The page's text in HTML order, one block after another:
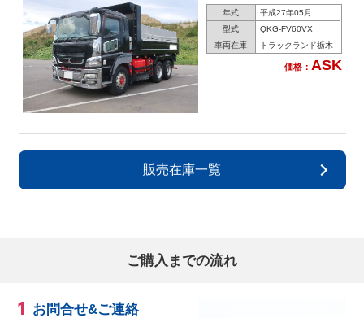
年式
平成27年05月
型式
QKG-FV60VX
車両在庫
トラックランド栃木
価格： ASK
販売在庫一覧
ご購入までの流れ
お問合せ&ご連絡